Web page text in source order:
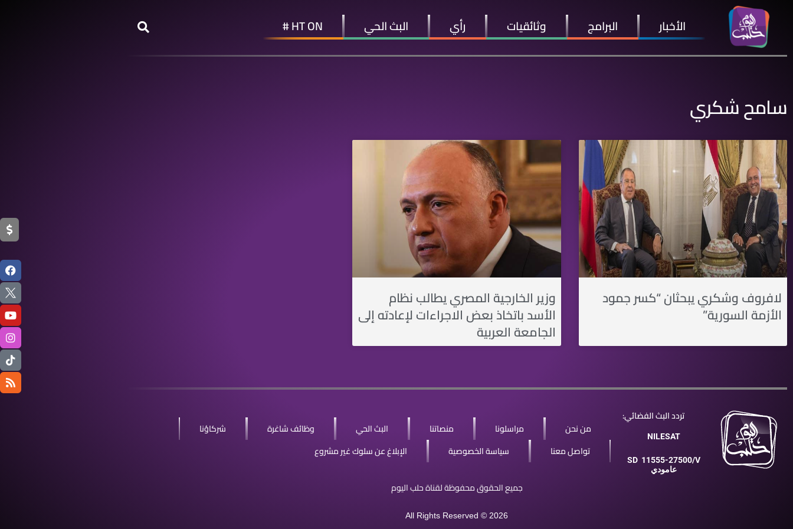
الأخبار البرامج وثائقيات رأي البث الحي HT ON #
سامح شكري
لافروف وشكري يبحثان “كسر جمود
الأزمة السورية”
وزير الخارجية المصري يطالب نظام
الأسد باتخاذ بعض الاجراءات لإعادته إلى
الجامعة العربية
تردد البث الفضائي:
NILESAT
SD 11555-27500/V
عامودي
من نحن مراسلونا منصاتنا البث الحي وظائف شاغرة
شركاؤنا
تواصل معنا
سياسة الخصوصية الإبلاغ عن سلوك غير مشروع
جميع الحقوق محفوظة لقناة حلب اليوم
All Rights Reserved © 2026